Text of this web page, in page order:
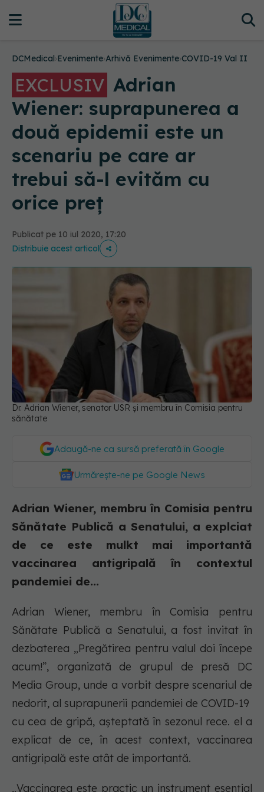
DCMedical›Evenimente›Arhivă Evenimente›COVID-19 Val II
EXCLUSIV Adrian
Wiener: suprapunerea a
două epidemii este un
scenariu pe care ar
trebui să-l evităm cu
orice preț
Publicat pe 10 iul 2020, 17:20
Distribuie acest articol
Dr. Adrian Wiener, senator USR și membru în Comisia pentru
sănătate
Adaugă-ne ca sursă preferată în Google
Urmărește-ne pe Google News
Adrian Wiener, membru în Comisia pentru
Sănătate Publică a Senatului, a explciat
de ce este mulkt mai importantă
vaccinarea antigripală în contextul
pandemiei de...
Adrian Wiener, membru în Comisia pentru
Sănătate Publică a Senatului, a fost invitat în
dezbaterea „Pregătirea pentru valul doi începe
acum!”, organizată de grupul de presă DC
Media Group, unde a vorbit despre scenariul de
nedorit, al suprapunerii pandemiei de COVID-19
cu cea de gripă, așteptată în sezonul rece. el a
explicat de ce, în acest context, vaccinarea
antigripală este atât de importantă.
„Vaccinarea este practic un instrument esențial